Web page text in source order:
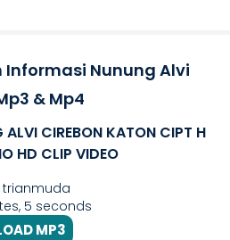
Informasi Nunung Alvi
& Mp4
CIPT H
HARTONO HD CLIP VIDEO
trianmuda
5 seconds
MP3